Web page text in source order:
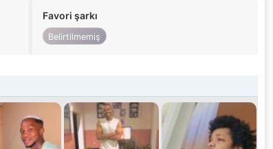
Favori şarkı
Belirtilmemiş